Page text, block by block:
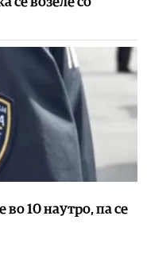
во 10 наутро, па се